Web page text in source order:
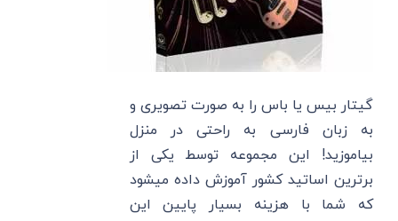
گیتار بیس یا باس را به صورت تصویری و
به زبان فارسی به راحتی در منزل
بیاموزید! این مجموعه توسط یکی از
برترین اساتید کشور آموزش داده میشود
که شما با هزینه بسیار پایین این